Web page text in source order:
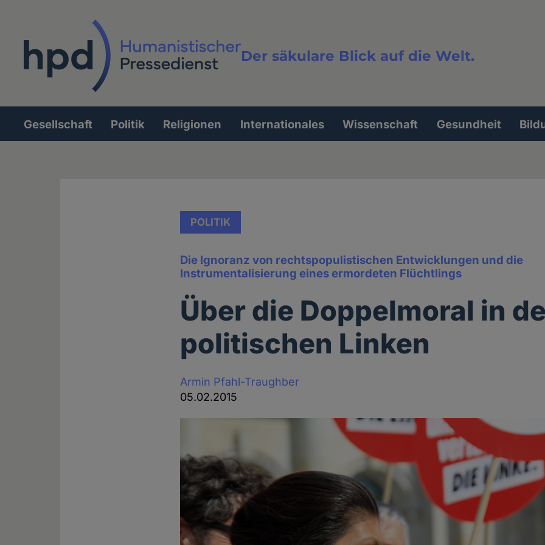
Der säkulare Blick auf die Welt.
Volltextsuche
Hauptnavigation
Gesellschaft Politik Religionen Internationales Wissenschaft Gesundheit
POLITIK
Die Ignoranz von rechtspopulistischen Entwicklungen und die
Instrumentalisierung eines ermordeten Flüchtlings
Über die Doppelmoral in
politischen Linken
Armin Pfahl-Traughber
05.02.2015